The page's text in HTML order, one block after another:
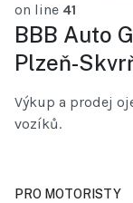
on line 41
BBB Auto
Plzeň-
Výkup a prodej
vozíků.
PRO MOTORISTY